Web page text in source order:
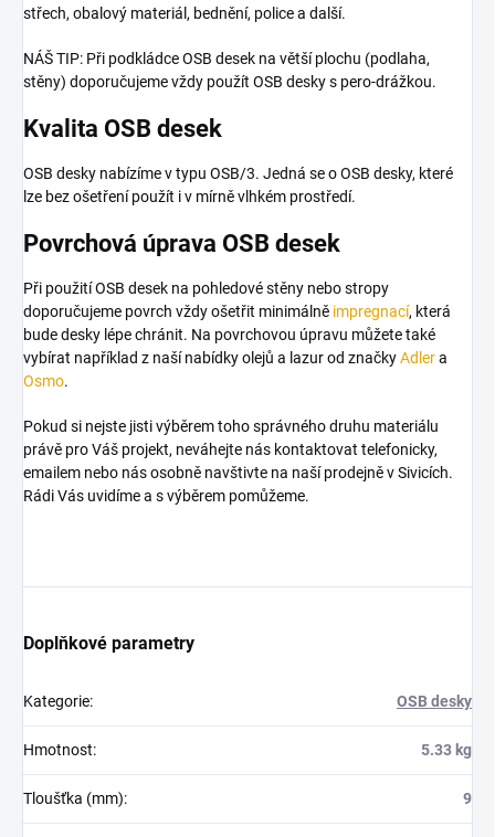
střech, obalový materiál, bednění, police a další.
NÁŠ TIP: Při podkládce OSB desek na větší plochu (podlaha,
stěny) doporučujeme vždy použít OSB desky s pero-drážkou.
Kvalita OSB desek
OSB desky nabízíme v typu OSB/3. Jedná se o OSB desky, které
lze bez ošetření použít i v mírně vlhkém prostředí.
Povrchová úprava OSB desek
Při použití OSB desek na pohledové stěny nebo stropy
doporučujeme povrch vždy ošetřit minimálně impregnací, která
bude desky lépe chránit. Na povrchovou úpravu můžete také
vybírat například z naší nabídky olejů a lazur od značkyAdlera
Osmo.
Pokud si nejste jisti výběrem toho správného druhu materiálu
právě pro Váš projekt, neváhejte nás kontaktovat telefonicky,
emailem nebo nás osobně navštivte na naší prodejně v Sivicích.
Rádi Vás uvidíme a s výběrem pomůžeme.
Doplňkové parametry
Kategorie: OSB desky
Hmotnost: 5.33 kg
Tloušťka (mm): 9